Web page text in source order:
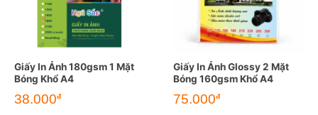
Giấy In Ảnh 180gsm 1 Mặt
Bóng Khổ A4
38.000đ
Giấy In Ảnh Glossy 2 Mặt
Bóng 160gsm Khổ A4
75.000đ